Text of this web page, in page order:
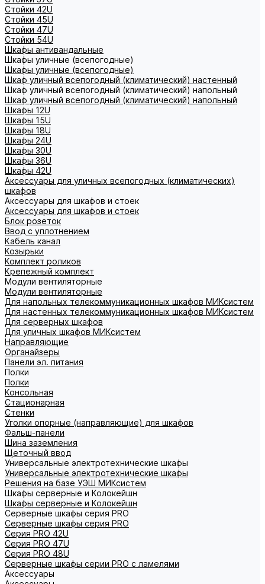
Стойки 42U
Стойки 45U
Стойки 47U
Стойки 54U
Шкафы антивандальные
Шкафы уличные (всепогодные)
Шкафы уличные (всепогодные)
Шкаф уличный всепогодный (климатический) настенный
Шкаф уличный всепогодный (климатический) напольный
Шкаф уличный всепогодный (климатический) напольный
Шкафы 12U
Шкафы 15U
Шкафы 18U
Шкафы 24U
Шкафы 30U
Шкафы 36U
Шкафы 42U
Аксессуары для уличных всепогодных (климатических)
шкафов
Аксессуары для шкафов и стоек
Аксессуары для шкафов и стоек
Блок розеток
Ввод с уплотнением
Кабель канал
Козырьки
Комплект роликов
Крепежный комплект
Модули вентиляторные
Модули вентиляторные
Для напольных телекоммуникационных шкафов МИКсистем
Для настенных телекоммуникационных шкафов МИКсистем
Для серверных шкафов
Для уличных шкафов МИКсистем
Направляющие
Органайзеры
Панели эл. питания
Полки
Полки
Консольная
Стационарная
Стенки
Уголки опорные (направляющие) для шкафов
Фальш-панели
Шина заземления
Щеточный ввод
Универсальные электротехнические шкафы
Универсальные электротехнические шкафы
Решения на базе УЭШ МИКсистем
Шкафы серверные и Колокейшн
Шкафы серверные и Колокейшн
Серверные шкафы серия PRO
Серверные шкафы серия PRO
Серия PRO 42U
Серия PRO 47U
Серия PRO 48U
Серверные шкафы серии PRO с ламелями
Аксессуары